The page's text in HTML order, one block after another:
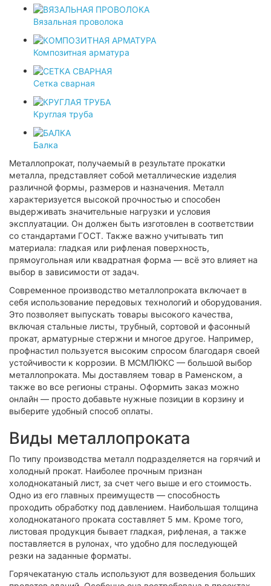
Вязальная проволока
Композитная арматура
Сетка сварная
Круглая труба
Балка
Металлопрокат, получаемый в результате прокатки
металла, представляет собой металлические изделия
различной формы, размеров и назначения. Металл
характеризуется высокой прочностью и способен
выдерживать значительные нагрузки и условия
эксплуатации. Он должен быть изготовлен в соответствии
со стандартами ГОСТ. Также важно учитывать тип
материала: гладкая или рифленая поверхность,
прямоугольная или квадратная форма — всё это влияет на
выбор в зависимости от задач.
Современное производство металлопроката включает в
себя использование передовых технологий и оборудования.
Это позволяет выпускать товары высокого качества,
включая стальные листы, трубный, сортовой и фасонный
прокат, арматурные стержни и многое другое. Например,
профнастил пользуется высоким спросом благодаря своей
устойчивости к коррозии. В МСМЛЮКС — большой выбор
металлопроката. Мы доставляем товар в Раменском, а
также во все регионы страны. Оформить заказ можно
онлайн — просто добавьте нужные позиции в корзину и
выберите удобный способ оплаты.
Виды металлопроката
По типу производства металл подразделяется на горячий и
холодный прокат. Наиболее прочным признан
холоднокатаный лист, за счет чего выше и его стоимость.
Одно из его главных преимуществ — способность
проходить обработку под давлением. Наибольшая толщина
холоднокатаного проката составляет 5 мм. Кроме того,
листовая продукция бывает гладкая, рифленая, а также
поставляется в рулонах, что удобно для последующей
резки на заданные форматы.
Горячекатаную сталь используют для возведения больших